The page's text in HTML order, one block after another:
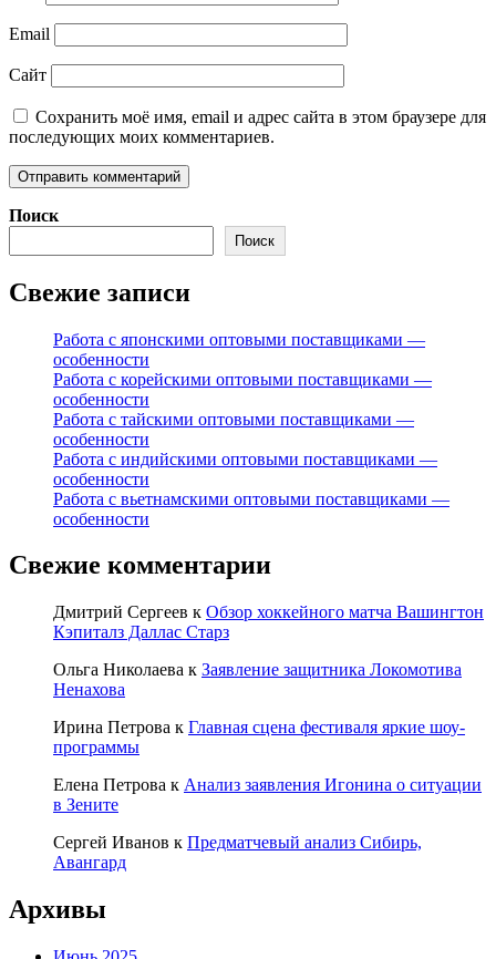
Email
Сайт
Сохранить моё имя, email и адрес сайта в этом браузере для
последующих моих комментариев.
Поиск
Поиск
Свежие записи
Работа с японскими оптовыми поставщиками —
особенности
Работа с корейскими оптовыми поставщиками —
особенности
Работа с тайскими оптовыми поставщиками —
особенности
Работа с индийскими оптовыми поставщиками —
особенности
Работа с вьетнамскими оптовыми поставщиками —
особенности
Свежие комментарии
Дмитрий Сергеев к Обзор хоккейного матча Вашингтон
Кэпиталз Даллас Старз
Ольга Николаева к Заявление защитника Локомотива
Ненахова
Ирина Петрова к Главная сцена фестиваля яркие шоу-
программы
Елена Петрова к Анализ заявления Игонина о ситуации
в Зените
Сергей Иванов к Предматчевый анализ Сибирь,
Авангард
Архивы